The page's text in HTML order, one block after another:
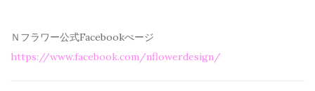
Ｎフラワー公式Facebookぺージ
https://www.facebook.com/nflowerdesign/